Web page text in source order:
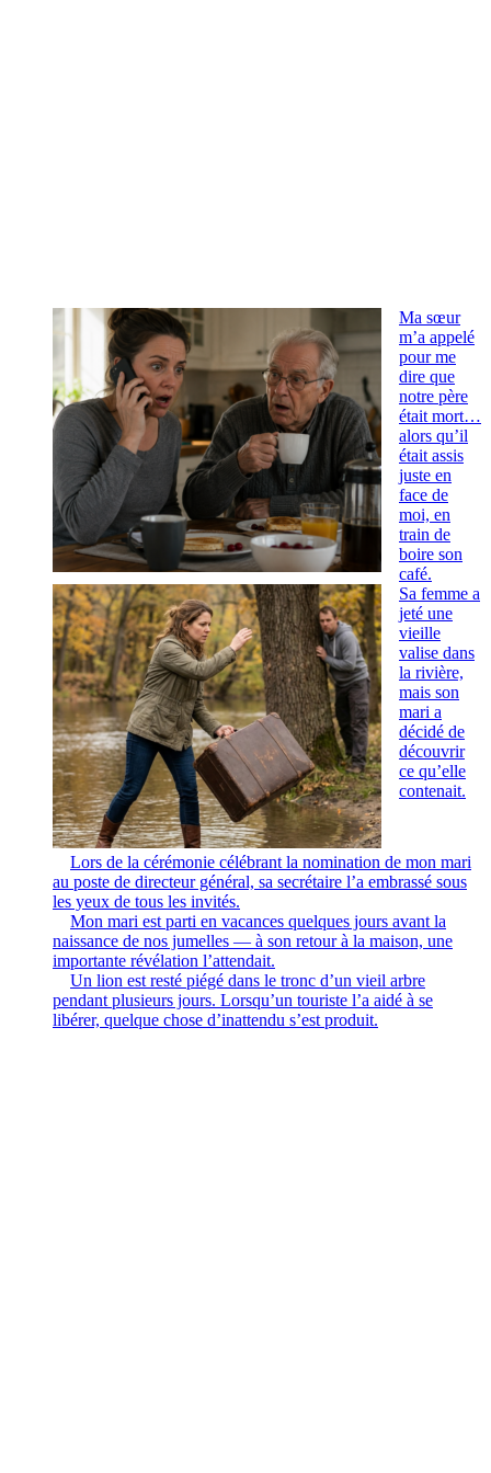
Ma sœur
m’a appelé
pour me
dire que
notre père
était mort…
alors qu’il
était assis
juste en
face de
moi, en
train de
boire son
café.
Sa femme a
jeté une
vieille
valise dans
la rivière,
mais son
mari a
décidé de
découvrir
ce qu’elle
contenait.
Lors de la cérémonie célébrant la nomination de mon mari
au poste de directeur général, sa secrétaire l’a embrassé sous
les yeux de tous les invités.
Mon mari est parti en vacances quelques jours avant la
naissance de nos jumelles — à son retour à la maison, une
importante révélation l’attendait.
Un lion est resté piégé dans le tronc d’un vieil arbre
pendant plusieurs jours. Lorsqu’un touriste l’a aidé à se
libérer, quelque chose d’inattendu s’est produit.